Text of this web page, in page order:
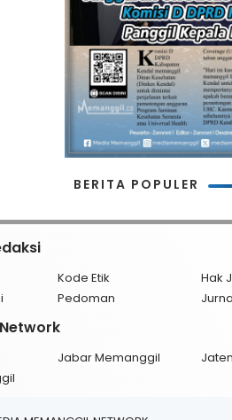
BERITA POPULER
Kode Etik
Hak
Pedoman
Jabar Memanggil